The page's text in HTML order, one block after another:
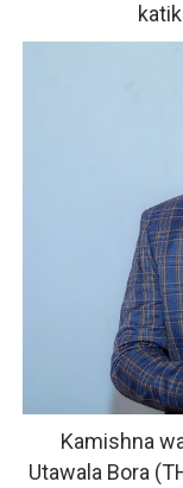
Kamishna
Utawala Bora